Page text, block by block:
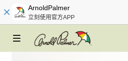
ArnoldPalmer
立刻使用官方APP